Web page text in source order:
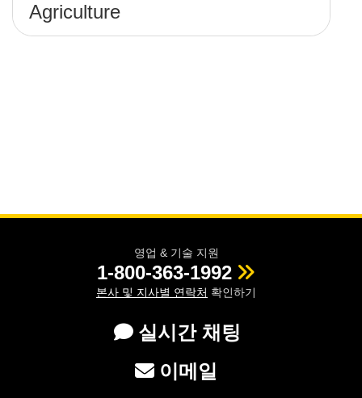
Agriculture
영업 & 기술 지원
1-800-363-1992
본사 및 지사별 연락처 확인하기
실시간 채팅
이메일